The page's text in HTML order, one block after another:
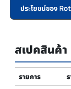
ประโยชน์ของ
สเปคสินค้า
รายการ